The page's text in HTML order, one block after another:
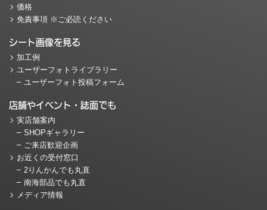
価格
免責事項 ※ご必読ください
シート画像を見る
加工例
ユーザーフォトライブラリー
ユーザーフォト投稿フォーム
店舗やイベント・誌面でも
実店舗案内
SHOPギャラリー
ご来店歓迎企画
お近くの受付窓口
2りんかんでも丸直
南海部品でも丸直
メディア情報